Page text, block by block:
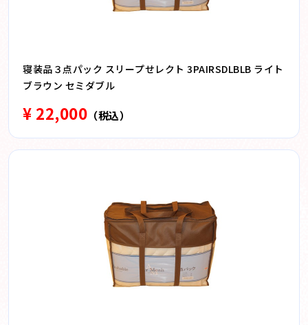
寝装品３点パック スリープせレクト 3PAIRSDLBLB ライト
ブラウン セミダブル
¥ 22,000 （税込）